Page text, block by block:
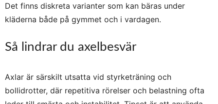
Det finns diskreta varianter som kan bäras under
kläderna både på gymmet och i vardagen.
Så lindrar du axelbesvär
Axlar är särskilt utsatta vid styrketräning och
bollidrotter, där repetitiva rörelser och belastning ofta